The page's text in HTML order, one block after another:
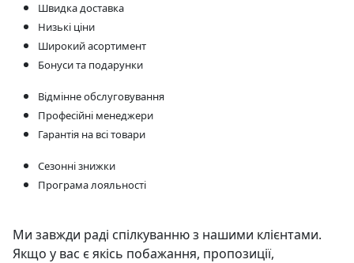
Швидка доставка
Низькі ціни
Широкий асортимент
Бонуси та подарунки
Відмінне обслуговування
Професійні менеджери
Гарантія на всі товари
Сезонні знижки
Програма лояльності
Ми завжди раді спілкуванню з нашими клієнтами.
Якщо у вас є якісь побажання, пропозиції,